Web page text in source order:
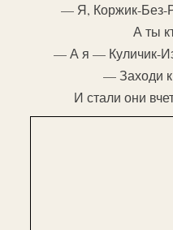
— Я, Коржик-Без-
А ты
— А я — Куличик-
— Заходи
И стали они